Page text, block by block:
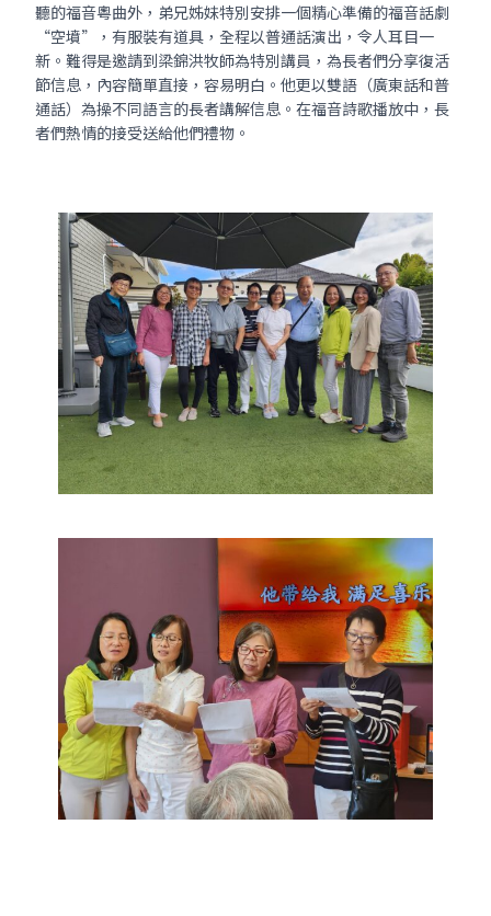
聽的福音粵曲外，弟兄姊妹特別安排一個精心準備的福音話劇
“空墳”，有服裝有道具，全程以普通話演出，令人耳目一
新。難得是邀請到梁錦洪牧師為特別講員，為長者們分享復活
節信息，內容簡單直接，容易明白。他更以雙語（廣東話和普
通話）為操不同語言的長者講解信息。在福音詩歌播放中，長
者們熱情的接受送給他們禮物。